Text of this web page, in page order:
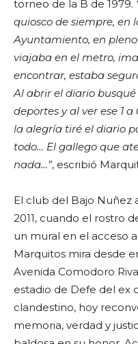
torneo de la B de 1979.
quiosco de siempre, en
Ayuntamiento, en
viajaba en el metro,
encontrar, estaba
Al abrir el diario
deportes y al ver ese 1
la alegría tiré el diario
todo… El gallego que
nada…”, escribió
El club del Bajo
2011, cuando el rostro
un mural en el acceso
Marquitos mira desde
Avenida Comodoro
estadio de Defe del ex
clandestino, hoy
memoria, verdad y